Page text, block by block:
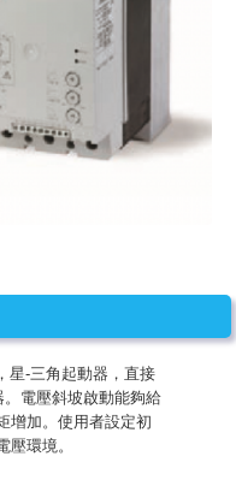
星-三角起動器，直接
電壓斜坡啟動能夠給
增加。使用者設定初
環境。